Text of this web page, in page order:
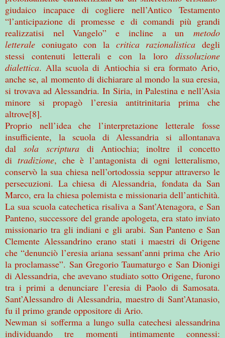
giudaico incapace di cogliere nell’Antico Testamento
“l’anticipazione di promesse e di comandi più grandi
realizzatisi nel Vangelo” e incline a un metodo
letterale coniugato con la critica razionalisticadegli
stessi contenuti letterali e con la loro dissoluzione
dialettica. Alla scuola di Antiochia si era formato Ario,
anche se, al momento di dichiarare al mondo la sua eresia,
si trovava ad Alessandria. In Siria, in Palestina e nell’Asia
minore si propagò l’eresia antitrinitaria prima che
altrove[8].
Proprio nell’idea che l’interpretazione letterale fosse
insufficiente, la scuola di Alessandria si allontanava
dalsola scripturadi Antiochia; inoltre il concetto
ditradizione, che è l’antagonista di ogni letteralismo,
conservò la sua chiesa nell’ortodossia seppur attraverso le
persecuzioni. La chiesa di Alessandria, fondata da San
Marco, era la chiesa polemista e missionaria dell’antichità.
La sua scuola catechetica risaliva a Sant’Atenagora, e San
Panteno, successore del grande apologeta, era stato inviato
missionario tra gli indiani e gli arabi. San Panteno e San
Clemente Alessandrino erano stati i maestri di Origene
che “denunciò l’eresia ariana sessant’anni prima che Ario
la proclamasse”. San Gregorio Taumaturgo e San Dionigi
di Alessandria, che avevano studiato sotto Origene, furono
tra i primi a denunciare l’eresia di Paolo di Samosata.
Sant’Alessandro di Alessandria, maestro di Sant’Atanasio,
fu il primo grande oppositore di Ario.
Newman si sofferma a lungo sulla catechesi alessandrina
individuando tre momenti intimamente connessi: